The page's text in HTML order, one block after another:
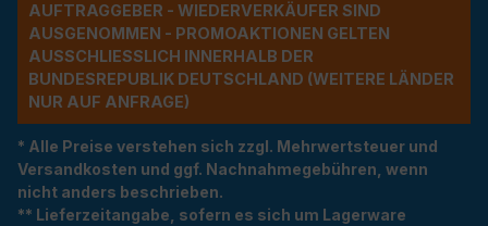
UFTRAGGEBER - WIEDERVERKÄUFER SIND A
USGENOMMEN - PROMOAKTIONEN GELTEN A
USSCHLIESSLICH INNERHALB DER BU
NDESREPUBLIK DEUTSCHLAND (WEITERE LÄNDER NU
R AUF ANFRAGE)
* Alle Preise verstehen sich zzgl. Mehrwertsteuer und
Versandkosten und ggf. Nachnahmegebühren, wenn
nicht anders beschrieben.
** Lieferzeitangabe, sofern es sich um Lagerware